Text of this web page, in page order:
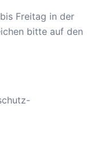
Freitag in der
bitte auf den